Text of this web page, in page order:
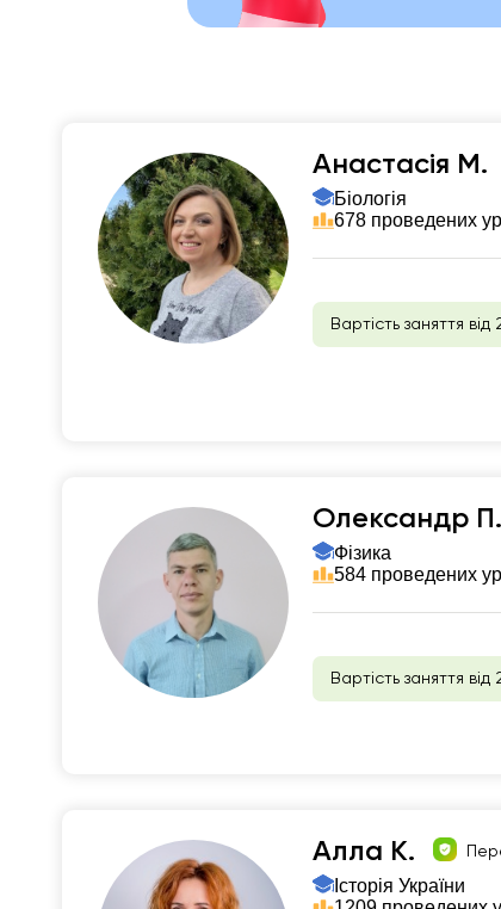
Анастасія М.
Біологія
678 проведених
Вартість заняття
Олександр П.
Фізика
584 проведених
Вартість заняття
Алла К.
Історія України